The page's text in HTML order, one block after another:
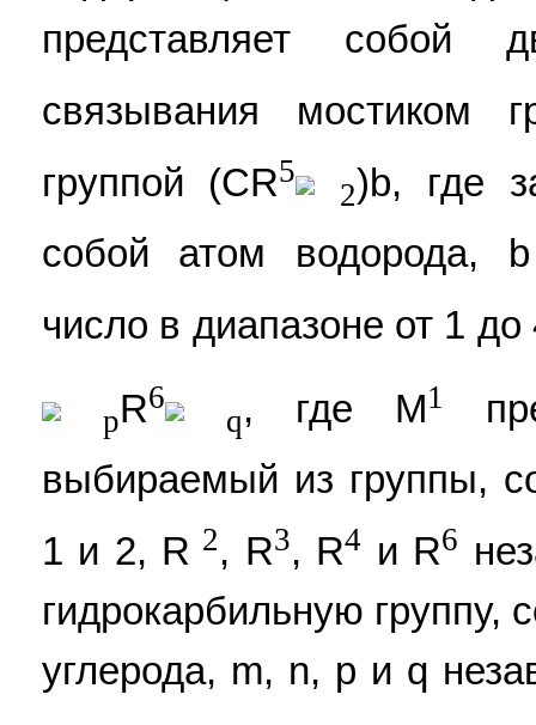
представляет собой
связывания мостиком
группой (CR5
2)b, где
собой атом водорода,
число в диапазоне от 1
pR6
q, где М1
выбираемый из группы,
1 и 2, R 2, R3, R4 и R6
гидрокарбильную
углерода, m, n, p и q